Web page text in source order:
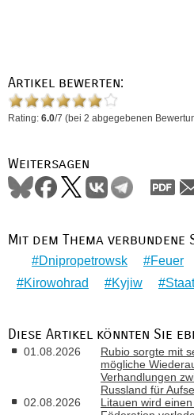
Artikel bewerten:
Rating: 6.0/7 (bei 2 abgegebenen
Weitersagen
Mit dem Thema
Dnipropetrowsk Feuer
Kirowohrad
Kyjiw
Diese Artikel könnten Sie
01.08.2026
Rubio sorgte mit
mögliche
Verhandlungen
Russland für
02.08.2026
Litauen wird